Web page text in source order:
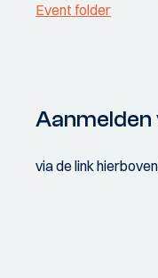
Event folder
Aanmelden
via de link